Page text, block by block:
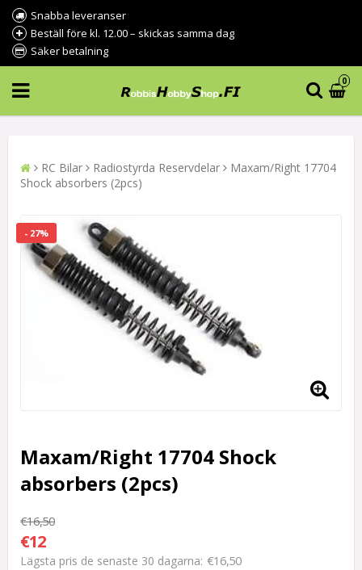
Snabba leveranser
Beställ före kl. 12.00 – skickas samma dag
Säker betalning
0
RC Bilar Radiostyrda Reservdelar
Maxam/Right 17704
Shock absorbers (2pcs)
- 27%
Maxam/Right 17704 Shock
absorbers (2pcs)
€16,50
€12
Lägsta pris de senaste 30 dagarna €16,50